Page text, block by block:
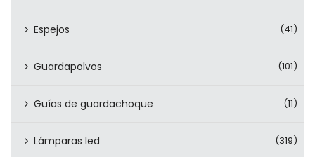
Espejos (41)
Guardapolvos (101)
Guías de guardachoque (11)
Lámparas led (319)